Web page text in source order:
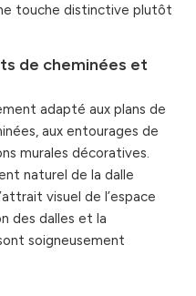
touche distinctive plutôt
de cheminées et
adapté aux plans de
aux entourages de
murales décoratives.
naturel de la dalle
visuel de l’espace
des dalles et la
soigneusement